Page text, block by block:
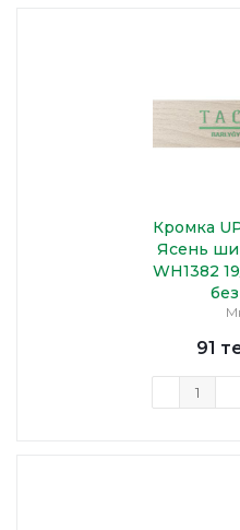
Кромка UP
Ясень
WH1382
91